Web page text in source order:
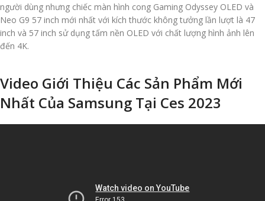
người dùng nhưng chiếc màn hình cong Gaming Odyssey OLED và
Neo G9 57 inch mới nhất với kích thước không tưởng lần lượt là 47
inch và 57 inch sử dụng tấm nền OLED với chất lượng hình ảnh lên
đến 4K.
Video Giới Thiệu Các Sản Phẩm Mới
Nhất Của Samsung Tại Ces 2023